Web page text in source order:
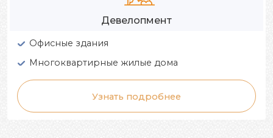
Девелопмент
Офисные здания
Многоквартирные жилые дома
Узнать подробнее